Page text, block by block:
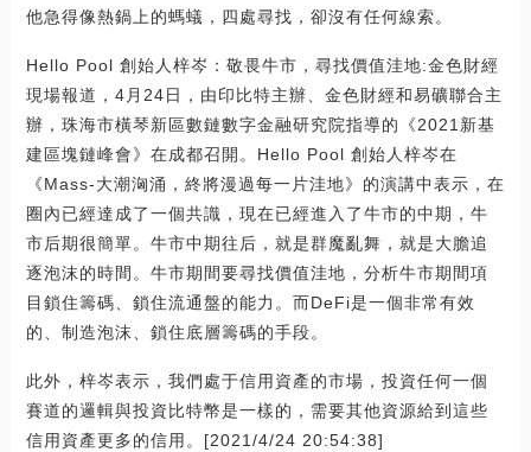
他急得像熱鍋上的螞蟻，四處尋找，卻沒有任何線索。
Hello Pool 創始人梓岑：敬畏牛市，尋找價值洼地:金色財經
現場報道，4月24日，由印比特主辦、金色財經和易礦聯合主
辦，珠海市橫琴新區數鏈數字金融研究院指導的《2021新基
建區塊鏈峰會》在成都召開。Hello Pool 創始人梓岑在
《Mass-大潮洶涌，終將漫過每一片洼地》的演講中表示，在
圈內已經達成了一個共識，現在已經進入了牛市的中期，牛
市后期很簡單。牛市中期往后，就是群魔亂舞，就是大膽追
逐泡沫的時間。牛市期間要尋找價值洼地，分析牛市期間項
目鎖住籌碼、鎖住流通盤的能力。而DeFi是一個非常有效
的、制造泡沫、鎖住底層籌碼的手段。
此外，梓岑表示，我們處于信用資產的市場，投資任何一個
賽道的邏輯與投資比特幣是一樣的，需要其他資源給到這些
信用資產更多的信用。[2021/4/24 20:54:38]